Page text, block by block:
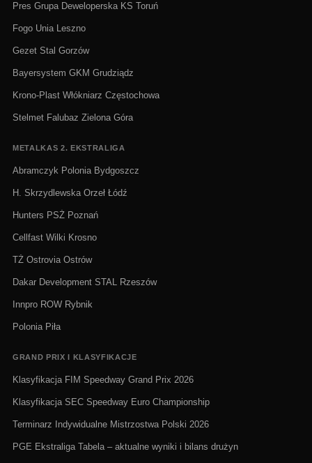
Pres Grupa Deweloperska KS Toruń
Fogo Unia Leszno
Gezet Stal Gorzów
Bayersystem GKM Grudziądz
Krono-Plast Włókniarz Częstochowa
Stelmet Falubaz Zielona Góra
METALKAS 2. EKSTRALIGA
Abramczyk Polonia Bydgoszcz
H. Skrzydlewska Orzeł Łódź
Hunters PSŻ Poznań
Cellfast Wilki Krosno
TŻ Ostrovia Ostrów
Dakar Development STAL Rzeszów
Innpro ROW Rybnik
Polonia Piła
GRAND PRIX I KLASYFIKACJE
Klasyfikacja FIM Speedway Grand Prix 2026
Klasyfikacja SEC Speedway Euro Championship
Terminarz Indywidualne Mistrzostwa Polski 2026
PGE Ekstraliga Tabela – aktualne wyniki i bilans drużyn